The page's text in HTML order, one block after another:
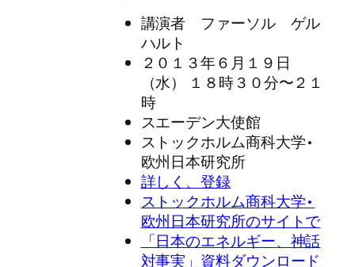
講演者 ファーソル ゲル
ハルト
２０１３年６月１９日
（水） １８時３０分〜２１
時
スエーデン大使館
ストックホルム商科大学•
欧州日本研究所
詳しく、登録
ストックホルム商科大学•
欧州日本研究所のサイトで
「日本のエネルギー、神話
対事実」資料ダウンロード